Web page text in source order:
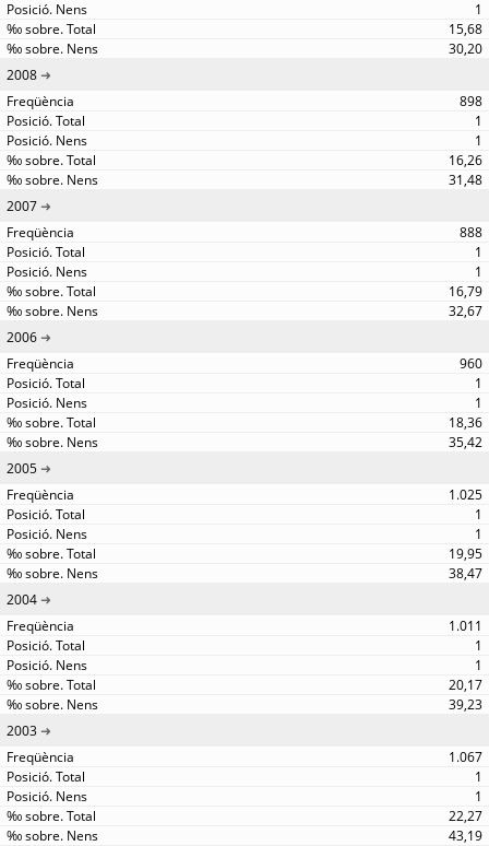
1
15,68
30,20
2008
898
1
1
16,26
31,48
2007
888
1
1
16,79
32,67
2006
960
1
1
18,36
35,42
2005
1.025
1
1
19,95
38,47
2004
1.011
1
1
20,17
39,23
2003
1.067
1
1
22,27
43,19